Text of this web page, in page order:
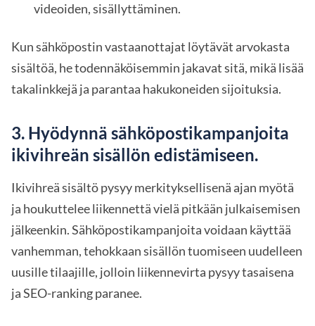
videoiden, sisällyttäminen.
Kun sähköpostin vastaanottajat löytävät arvokasta
sisältöä, he todennäköisemmin jakavat sitä, mikä lisää
takalinkkejä ja parantaa hakukoneiden sijoituksia.
3. Hyödynnä sähköpostikampanjoita
ikivihreän sisällön edistämiseen.
Ikivihreä sisältö pysyy merkityksellisenä ajan myötä
ja houkuttelee liikennettä vielä pitkään julkaisemisen
jälkeenkin. Sähköpostikampanjoita voidaan käyttää
vanhemman, tehokkaan sisällön tuomiseen uudelleen
uusille tilaajille, jolloin liikennevirta pysyy tasaisena
ja SEO-ranking paranee.